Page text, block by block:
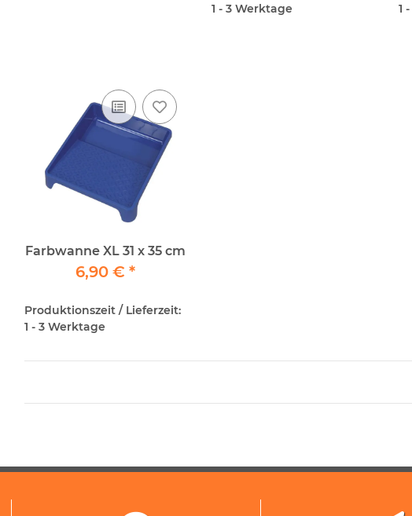
1 - 3 Werktage
1
Farbwanne XL 31 x 35 cm
6,90 € *
Produktionszeit / Lieferzeit:
1 - 3 Werktage